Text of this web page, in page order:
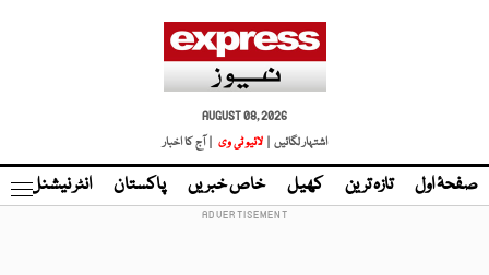
AUGUST 08, 2026
اشتہار لگائیں |
لائیو ٹی وی | آج کا اخبار
صفحۂ اول تازہ ترین کھیل خاص خبریں پاکستان انٹر نیشنل